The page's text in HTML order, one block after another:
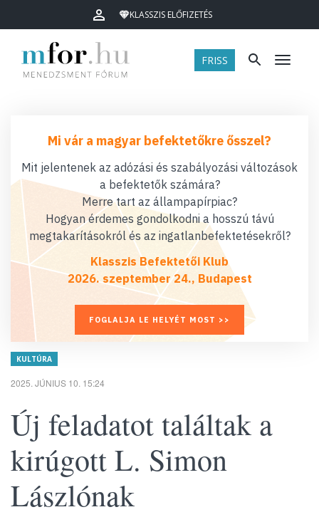
KLASSZIS ELŐFIZETÉS
FRISS Menü
Mi vár a magyar befektetőkre ősszel?
Mit jelentenek az adózási és szabályozási változások
a befektetők számára?
Merre tart az állampapírpiac?
Hogyan érdemes gondolkodni a hosszú távú
megtakarításokról és az ingatlanbefektetésekről?
Klasszis Befektetői Klub
2026. szeptember 24., Budapest
FOGLALJA LE HELYÉT MOST >>
KULTÚRA
2025. JÚNIUS 10. 15:24
Új feladatot találtak a
kirúgott L. Simon
Lászlónak